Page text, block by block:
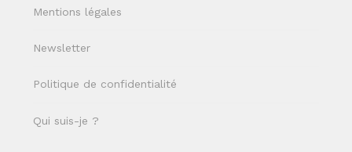
Mentions légales
Newsletter
Politique de confidentialité
Qui suis-je ?